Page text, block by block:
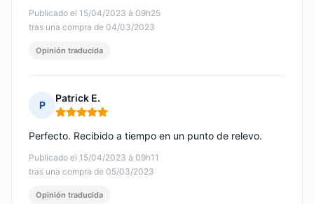
Publicado el 15/04/2023 à 09h25
tras una compra de 04/03/2023
Opinión traducida
P
Patrick E.
Nota: 5 de 5
Publicado el 15/04/2023 à 09h11
tras una compra de 05/03/2023
Perfecto. Recibido a tiempo en un punto de relevo.
Opinión traducida